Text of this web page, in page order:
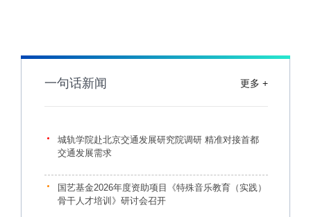
一句话新闻 更多 +
城轨学院赴北京交通发展研究院调研 精准对接首都
交通发展需求
国艺基金2026年度资助项目《特殊音乐教育（实践）
骨干人才培训》研讨会召开